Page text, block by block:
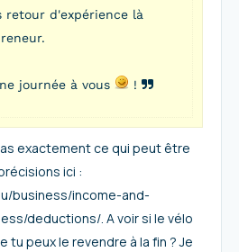
retour d'expérience là
journée à vous !
exactement ce qui peut être
ici :
business/income-and-
deductions/. A voir si le vélo
tu peux le revendre à la fin ? Je